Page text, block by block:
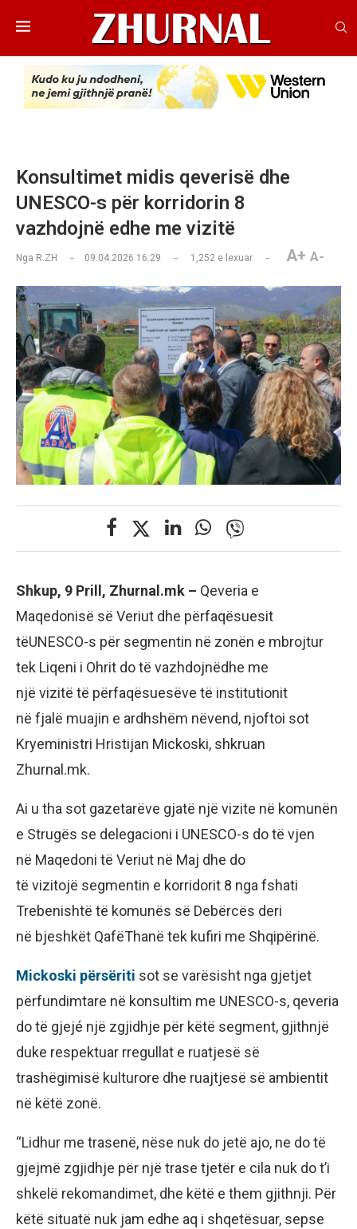
Konsultimet midis qeverisë dhe
UNESCO-s për korridorin 8
vazhdojnë edhe me vizitë
Nga R.ZH 09.04.2026 16:29 1,252 e lexuar A+ A-
Shkup, 9 Prill, Zhurnal.mk – Qeveria e
Maqedonisë së Veriut dhe përfaqësuesit
tëUNESCO-s për segmentin në zonën e mbrojtur
tek Liqeni i Ohrit do të vazhdojnëdhe me
një vizitë të përfaqësuesëve të institutionit
në fjalë muajin e ardhshëm nëvend, njoftoi sot
Kryeministri Hristijan Mickoski, shkruan
Zhurnal.mk.
Ai u tha sot gazetarëve gjatë një vizite në komunën
e Strugës se delegacioni i UNESCO-s do të vjen
në Maqedoni të Veriut në Maj dhe do
të vizitojë segmentin e korridorit 8 nga fshati
Trebenishtë të komunës së Debërcës deri
në bjeshkët QafëThanë tek kufiri me Shqipërinë.
Mickoski përsëriti sot se varësisht nga gjetjet
përfundimtare në konsultim me UNESCO-s, qeveria
do të gjejé një zgjidhje për këtë segment, gjithnjë
duke respektuar rregullat e ruatjesë së
trashëgimisë kulturore dhe ruajtjesë së ambientit
në këtë zonë.
“Lidhur me trasenë, nëse nuk do jetë ajo, ne do të
gjejmë zgjidhje për një trase tjetër e cila nuk do t’i
shkelë rekomandimet, dhe këtë e them gjithnji. Për
këtë situatë nuk jam edhe aq i shqetësuar, sepse